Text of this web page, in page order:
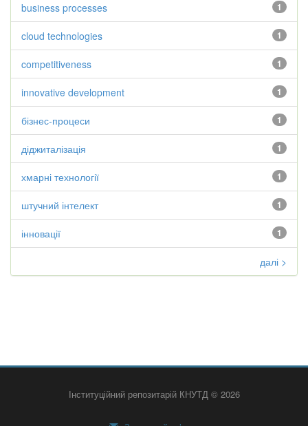
1
business processes
1
cloud technologies
1
competitiveness
1
innovative development
1
бізнес-процеси
1
діджиталізація
1
хмарні технології
1
штучний інтелект
1
інновації
далі >
Інституційний репозитарій КНУТД © 2026